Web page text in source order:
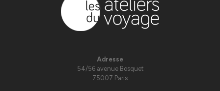
Adresse
54/56 avenue Bosquet
75007 Paris